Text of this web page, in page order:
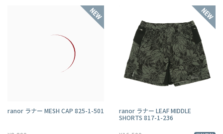
ranor ラナー MESH CAP 825-1-501
ranor ラナー LEAF MIDDLE
SHORTS 817-1-236